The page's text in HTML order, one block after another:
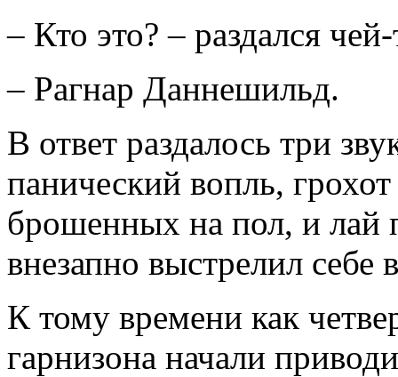
– Кто это? – раздался
– Рагнар Даннешильд.
В ответ раздалось три
панический вопль,
брошенных на пол, и лай
внезапно выстрелил себе
К тому времени как
гарнизона начали